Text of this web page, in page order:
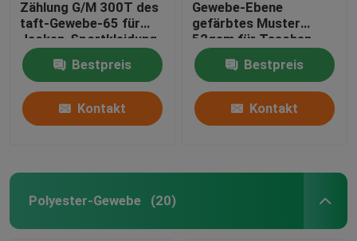
Zählung G/M 300T des
taft-Gewebe-65 für
Jacken-Sportkleidung
Bestpreis
Kontakt
Gewebe-Ebene
gefärbtes Muster
52gsm für Taschen-
Stoff
Bestpreis
Kontakt
Polyester-Gewebe (20)